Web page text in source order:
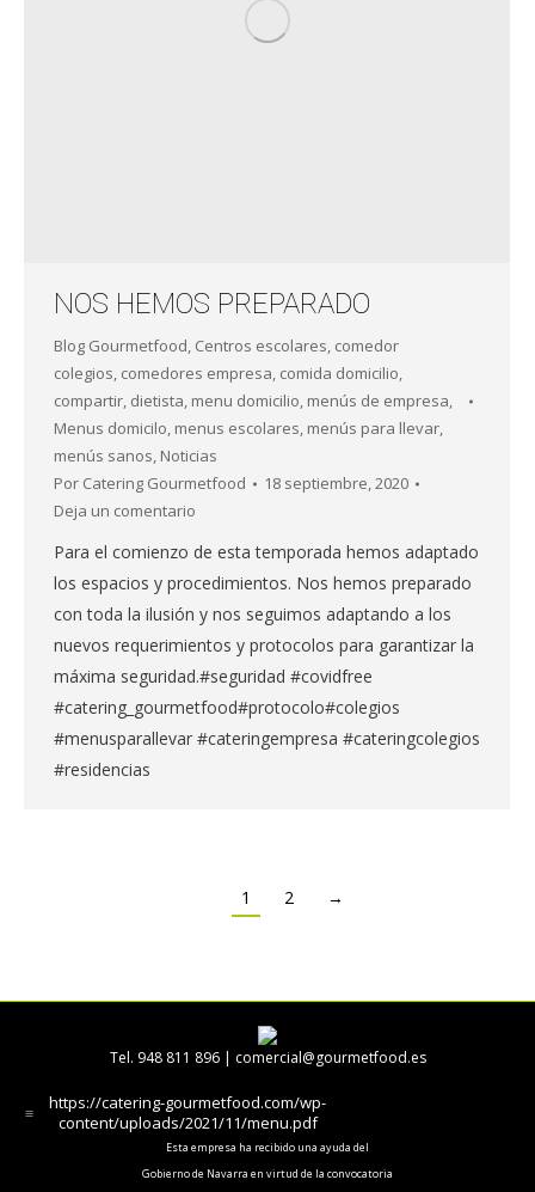
NOS HEMOS PREPARADO
Blog Gourmetfood, Centros escolares, comedor
colegios, comedores empresa, comida domicilio,
compartir, dietista, menu domicilio, menús de empresa,
Menus domicilo, menus escolares, menús para llevar,
menús sanos, Noticias
Por Catering Gourmetfood
18 septiembre, 2020
Deja un comentario
Para el comienzo de esta temporada hemos adaptado
los espacios y procedimientos. Nos hemos preparado
con toda la ilusión y nos seguimos adaptando a los
nuevos requerimientos y protocolos para garantizar la
máxima seguridad.#seguridad #covidfree
#catering_gourmetfood#protocolo#colegios
#menusparallevar #cateringempresa #cateringcolegios
#residencias
1 2 →
Tel. 948 811 896 | comercial@gourmetfood.es
https://catering-gourmetfood.com/wp-
content/uploads/2021/11/menu.pdf
Esta empresa ha recibido una ayuda del
Gobierno de Navarra en virtud de la convocatoria